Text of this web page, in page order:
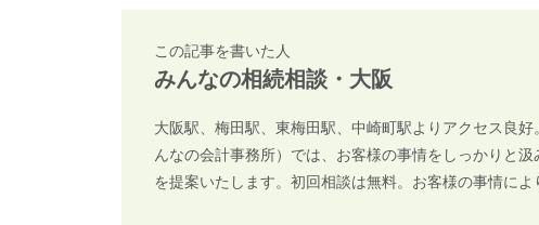
この記事を書いた人
みんなの相続相談・大阪
大阪駅、梅田駅、東梅田駅、中崎町駅よりアクセス良
んなの会計事務所）では、お客様の事情をしっかりと
を提案いたします。初回相談は無料。お客様の事情によ